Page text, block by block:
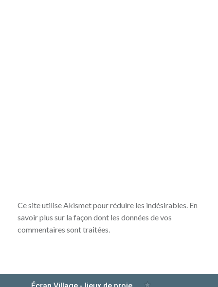
Ce site utilise Akismet pour réduire les indésirables. En
savoir plus sur la façon dont les données de vos
commentaires sont traitées